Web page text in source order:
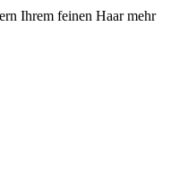
Ihrem feinen Haar mehr